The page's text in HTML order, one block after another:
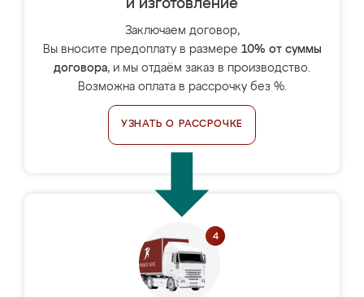
и изготовление
Заключаем договор,
Вы вносите предоплату в размере 10% от суммы
договора, и мы отдаём заказ в производство.
Возможна оплата в рассрочку без %.
УЗНАТЬ О РАССРОЧКЕ